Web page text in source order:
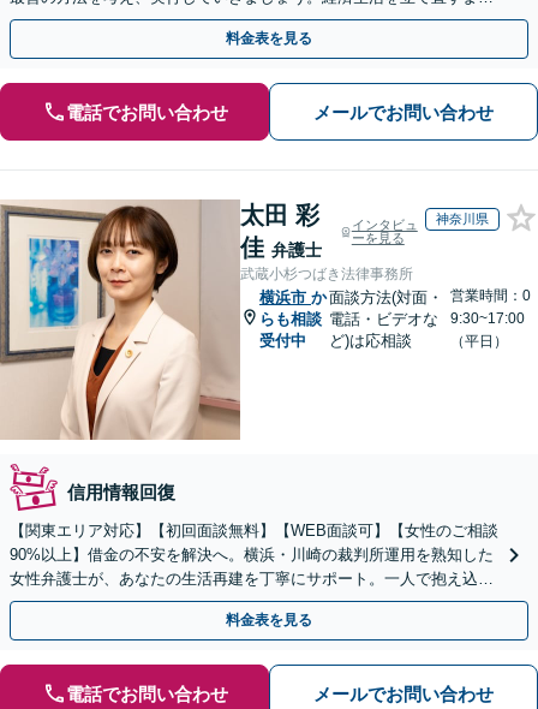
サポートします。自己破産・個人再生・任意整理の実績多数
料金表を見る
電話でお問い合わせ メールでお問い合わせ
太田 彩
佳 弁護士
インタビュ
ーを見る
神奈川県
武蔵小杉つばき法律事務所
横浜市 か
らも相談
受付中
面談方法(対面・
電話・ビデオな
ど)は応相談
営業時間：0
9:30~17:00
（平日）
信用情報回復
【関東エリア対応】【初回面談無料】【WEB面談可】【女性のご相談
90%以上】借金の不安を解決へ。横浜・川崎の裁判所運用を熟知した
女性弁護士が、あなたの生活再建を丁寧にサポート。一人で抱え込ま
ず、新しい人生への一歩をここから踏み出しませんか。
料金表を見る
電話でお問い合わせ メールでお問い合わせ